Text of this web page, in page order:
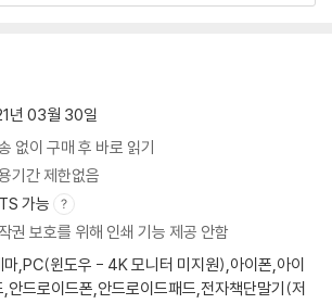
년 03월 30일
없이 구매 후 바로 읽기
기간 제한없음
가능
권 보호를 위해 인쇄 기능 제공 안함
마,PC(윈도우 - 4K 모니터 미지원),아이폰,아이
,안드로이드폰,안드로이드패드,전자책단말기(저